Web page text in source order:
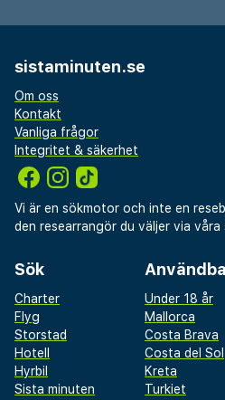
sistaminuten.se
Om oss
Kontakt
Vanliga frågor
Integritet & säkerhet
Vi är en sökmotor och inte en
den researrangör du väljer via våra
Sök
Charter
Flyg
Storstad
Hotell
Hyrbil
Sista minuten
Under 18 år
Mallorca
Costa Brava
Costa del Sol
Kreta
Turkiet